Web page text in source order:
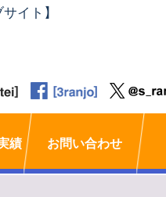
イト】
績 お問い合わせ